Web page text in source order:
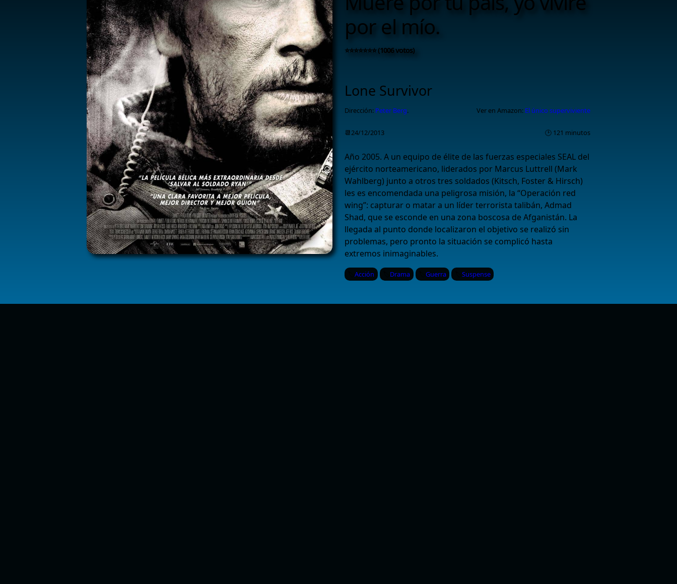
por el mío.
⭐⭐⭐⭐⭐⭐⭐ (1006 votos)
Lone Survivor
Dirección: Peter Berg. Ver en Amazon: El único superviviente
📆24/12/2013 🕑 121 minutos
Año 2005. A un equipo de élite de las fuerzas especiales SEAL del
ejército norteamericano, liderados por Marcus Luttrell (Mark
Wahlberg) junto a otros tres soldados (Kitsch, Foster & Hirsch)
les es encomendada una peligrosa misión, la “Operación red
wing”: capturar o matar a un líder terrorista talibán, Admad
Shad, que se esconde en una zona boscosa de Afganistán. La
llegada al punto donde localizaron el objetivo se realizó sin
problemas, pero pronto la situación se complicó hasta
extremos inimaginables.
Acción Drama Guerra Suspense